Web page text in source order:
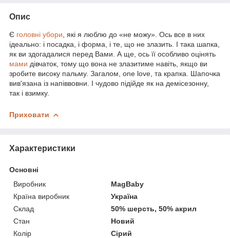
Опис
Є головні убори , які я люблю до «не можу». Ось все в них
ідеально: і посадка, і форма, і те, що не злазить. І така шапка,
як ви здогадалися перед Вами. А ще, ось її особливо оцінять
мами дівчаток, тому що вона не злазитиме навіть, якщо ви
зробите високу пальму. Загалом, one love, та крапка. Шапочка
вив'язана із напіввовни. І чудово підійде як на демісезонну,
так і взимку.
Приховати
Характеристики
Основні
Виробник
MagBaby
Країна виробник
Україна
Склад
50% шерсть, 50% акрил
Стан
Новий
Колір
Сірий